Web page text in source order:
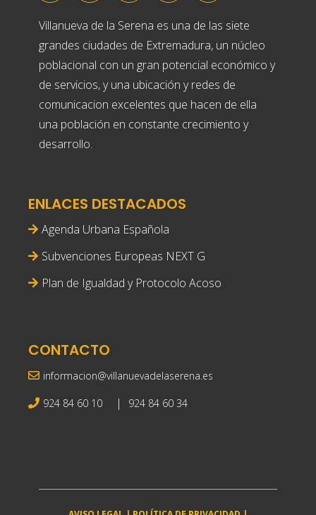
Villanueva de la Serena es una de las siete
grandes ciudades de Extremadura, un núcleo
poblacional con un gran potencial económico y
de servicios, y una ubicación y redes de
comunicacion excelentes que hacen de ella
una población en constante crecimiento y
desarrollo.
ENLACES DESTACADOS
Agenda Urbana Española
Subvenciones Europeas NEXT G
Plan de Igualdad y Protocolo Acoso
CONTACTO
informacion@villanuevadelaserena.es
924 84 60 10 | 924 84 60 34